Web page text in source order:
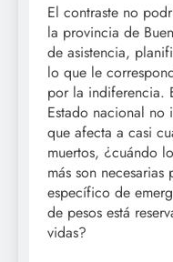
El contraste no
la provincia de
de asistencia,
lo que le
por la indiferencia.
Estado nacional no
que afecta a casi
muertos, ¿cuándo
más son
específico de
de pesos está
vidas?